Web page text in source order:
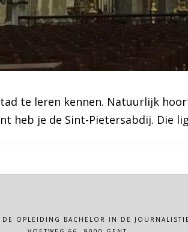
te leren kennen. Natuurlijk
heb je de Sint-Pietersabdij. Die
OPLEIDING BACHELOR IN DE